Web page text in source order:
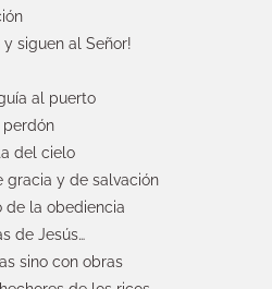
y siguen al Señor!
al puerto
perdón
del cielo
gracia y de salvación
de la obediencia
de Jesús…
sino con obras